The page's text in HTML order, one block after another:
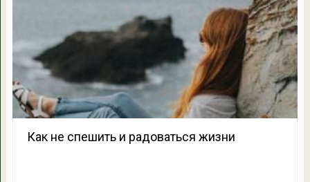
Как не спешить и радоваться жизни